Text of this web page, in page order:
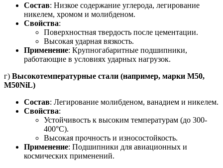
Состав: Низкое содержание углерода, легирование
никелем, хромом и молибденом.
Свойства:
Поверхностная твердость после цементации.
Высокая ударная вязкость.
Применение: Крупногабаритные подшипники,
работающие в условиях ударных нагрузок.
г) Высокотемпературные стали (например, марки M50,
M50NiL)
Состав: Легирование молибденом, ванадием и никелем.
Свойства:
Устойчивость к высоким температурам (до 300-
400°C).
Высокая прочность и износостойкость.
Применение: Подшипники для авиационных и
космических применений.